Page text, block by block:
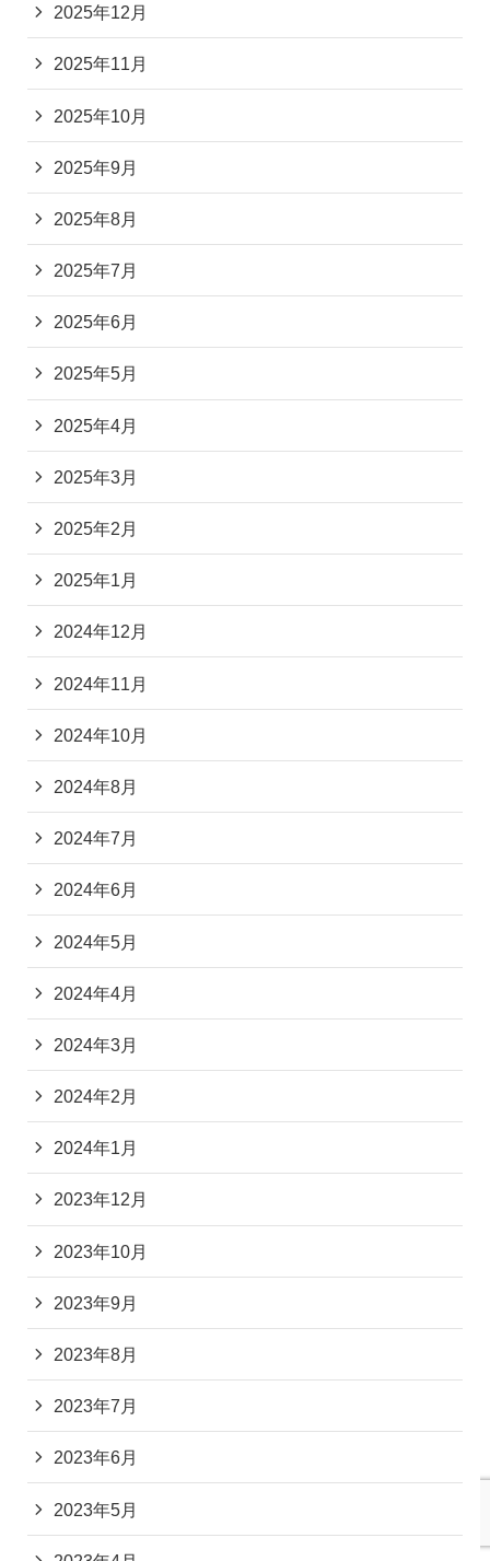
2025年12月
2025年11月
2025年10月
2025年9月
2025年8月
2025年7月
2025年6月
2025年5月
2025年4月
2025年3月
2025年2月
2025年1月
2024年12月
2024年11月
2024年10月
2024年8月
2024年7月
2024年6月
2024年5月
2024年4月
2024年3月
2024年2月
2024年1月
2023年12月
2023年10月
2023年9月
2023年8月
2023年7月
2023年6月
2023年5月